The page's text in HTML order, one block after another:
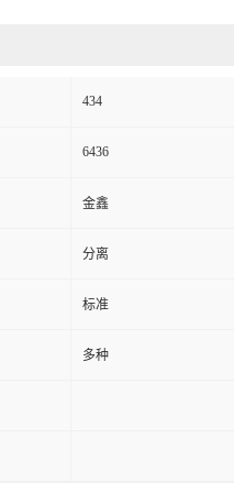
434
6436
金鑫
分离
标准
多种